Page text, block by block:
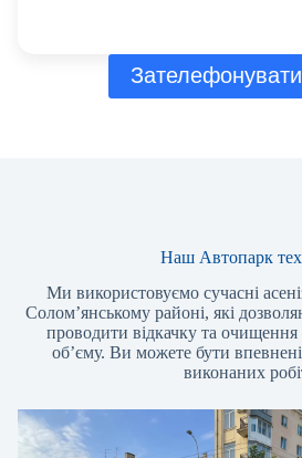
Наш Автопарк
Ми використовуємо сучасні
Солом’янському районі, які
проводити відкачку та очищення
об’єму. Ви можете бути впевнені
виконаних